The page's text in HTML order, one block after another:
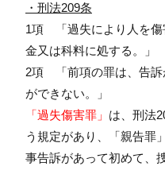
・刑法209条
1項 「過失により人を傷
金又は科料に処する。」
2項 「前項の罪は、告訴
ができない。」
「過失傷害罪」 は、刑法
う規定があり、「親告罪
事告訴があって初めて、